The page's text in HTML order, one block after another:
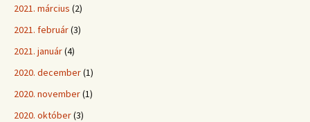
2021. március (2)
2021. február(3)
2021. január(4)
2020. december(1)
2020. november(1)
2020. október(3)